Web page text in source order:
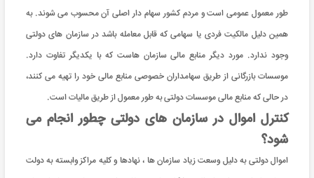
طور معمول عمومی است و مردم کشور سهام دار اصلی آن محسوب می شوند. به
همین دلیل مالکیت فردی یا سهامی که قابل معامله باشد در سازمان های دولتی
وجود ندارد. مورد دیگر منابع مالی سازمان هاست که با یکدیگر تفاوت دارد.
موسسات بازرگانی از طریق سهامداران خصوصی منابع مالی خود را تهیه می کنند،
در حالی که منابع مالی موسسات دولتی به طور معمول از طریق مالیات است.
کنترل اموال در سازمان های دولتی چطور انجام می
شود؟
اموال دولتی به دلیل وسعت زیاد سازمان ها ، نهادها و کلیه مراکز وابسته به دولت